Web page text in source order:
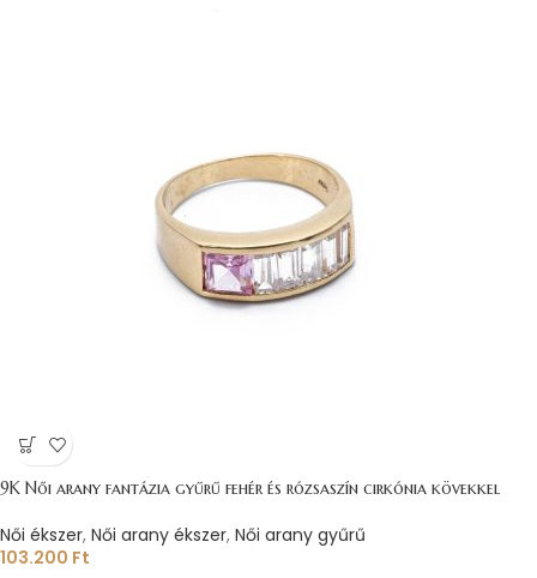
9K Női arany fantázia gyűrű fehér és rózsaszín cirkónia kövekkel
Női ékszer, Női arany ékszer, Női arany gyűrű
103.200 Ft